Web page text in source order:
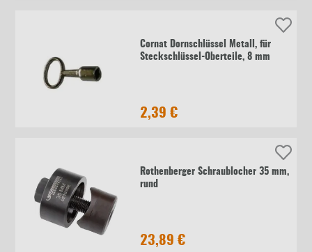
Cornat Dornschlüssel Metall, für
Steckschlüssel-Oberteile, 8 mm
2,39 €
Rothenberger Schraublocher 35 mm,
rund
23,89 €